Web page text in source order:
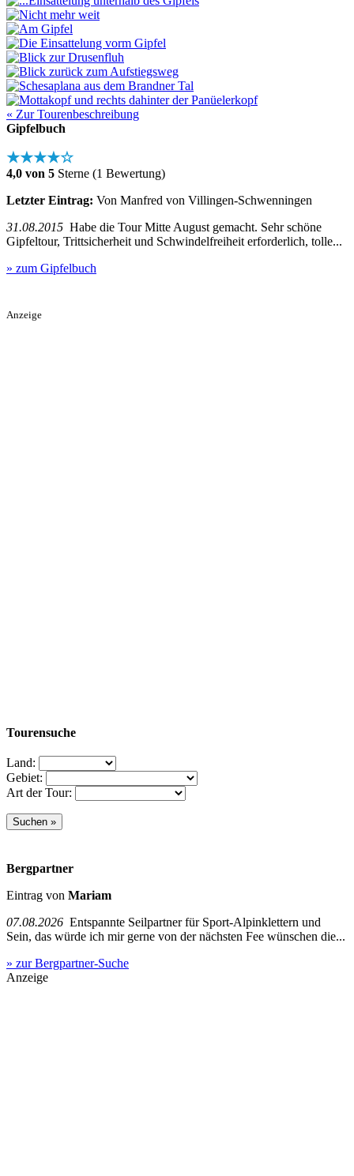
« Zur Tourenbeschreibung
Gipfelbuch
★★★★☆
4,0 von 5 Sterne (1 Bewertung)
Letzter Eintrag: Von Manfred von Villingen-Schwenningen
31.08.2015 Habe die Tour Mitte August gemacht. Sehr schöne
Gipfeltour, Trittsicherheit und Schwindelfreiheit erforderlich, tolle...
» zum Gipfelbuch
Anzeige
Tourensuche
Land:
Gebiet:
Art der Tour:
Bergpartner
Eintrag von Mariam
07.08.2026 Entspannte Seilpartner für Sport-Alpinklettern und
Sein, das würde ich mir gerne von der nächsten Fee wünschen die...
» zur Bergpartner-Suche
Anzeige